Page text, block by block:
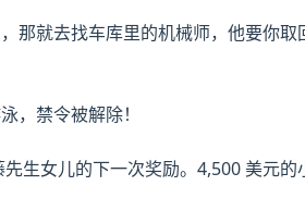
那就去找车库里的机械师，他要你取
，禁令被解除！
生女儿的下一次奖励。4,500 美元的